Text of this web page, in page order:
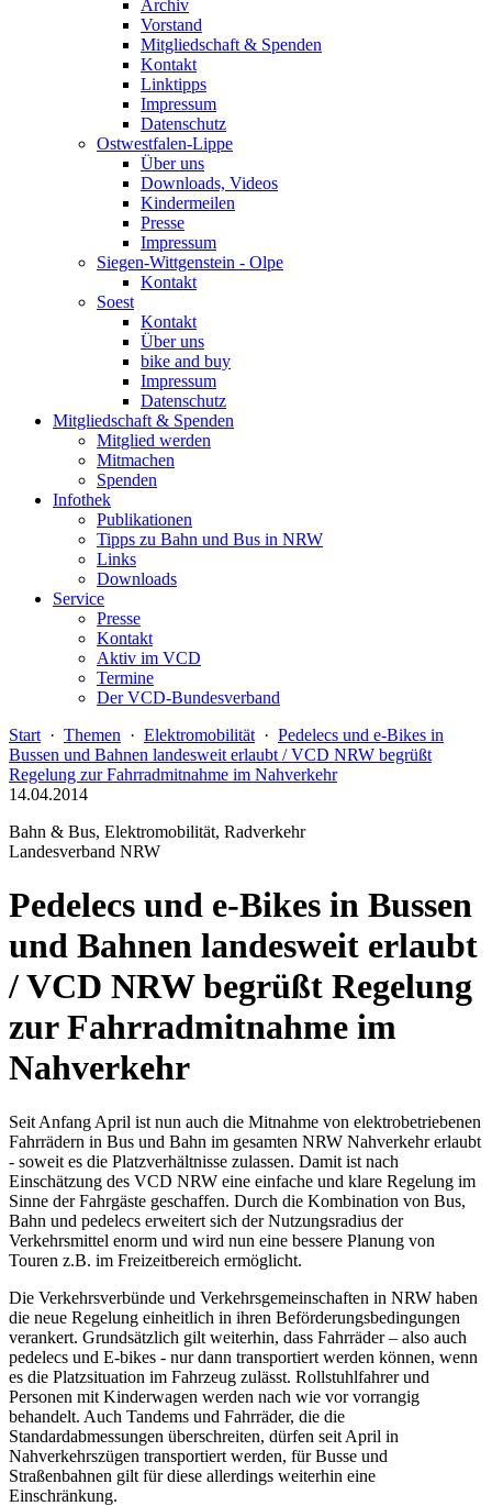
Archiv
Vorstand
Mitgliedschaft & Spenden
Kontakt
Linktipps
Impressum
Datenschutz
Ostwestfalen-Lippe
Über uns
Downloads, Videos
Kindermeilen
Presse
Impressum
Siegen-Wittgenstein - Olpe
Kontakt
Soest
Kontakt
Über uns
bike and buy
Impressum
Datenschutz
Mitgliedschaft & Spenden
Mitglied werden
Mitmachen
Spenden
Infothek
Publikationen
Tipps zu Bahn und Bus in NRW
Links
Downloads
Service
Presse
Kontakt
Aktiv im VCD
Termine
Der VCD-Bundesverband
Start · Themen · Elektromobilität · Pedelecs und e-Bikes in
Bussen und Bahnen landesweit erlaubt / VCD NRW begrüßt
Regelung zur Fahrradmitnahme im Nahverkehr
14.04.2014
Bahn & Bus, Elektromobilität, Radverkehr
Landesverband NRW
Pedelecs und e-Bikes in Bussen
und Bahnen landesweit erlaubt
/ VCD NRW begrüßt Regelung
zur Fahrradmitnahme im
Nahverkehr
Seit Anfang April ist nun auch die Mitnahme von elektrobetriebenen
Fahrrädern in Bus und Bahn im gesamten NRW Nahverkehr erlaubt
- soweit es die Platzverhältnisse zulassen. Damit ist nach
Einschätzung des VCD NRW eine einfache und klare Regelung im
Sinne der Fahrgäste geschaffen. Durch die Kombination von Bus,
Bahn und pedelecs erweitert sich der Nutzungsradius der
Verkehrsmittel enorm und wird nun eine bessere Planung von
Touren z.B. im Freizeitbereich ermöglicht.
Die Verkehrsverbünde und Verkehrsgemeinschaften in NRW haben
die neue Regelung einheitlich in ihren Beförderungsbedingungen
verankert. Grundsätzlich gilt weiterhin, dass Fahrräder – also auch
pedelecs und E-bikes - nur dann transportiert werden können, wenn
es die Platzsituation im Fahrzeug zulässt. Rollstuhlfahrer und
Personen mit Kinderwagen werden nach wie vor vorrangig
behandelt. Auch Tandems und Fahrräder, die die
Standardabmessungen überschreiten, dürfen seit April in
Nahverkehrszügen transportiert werden, für Busse und
Straßenbahnen gilt für diese allerdings weiterhin eine
Einschränkung.